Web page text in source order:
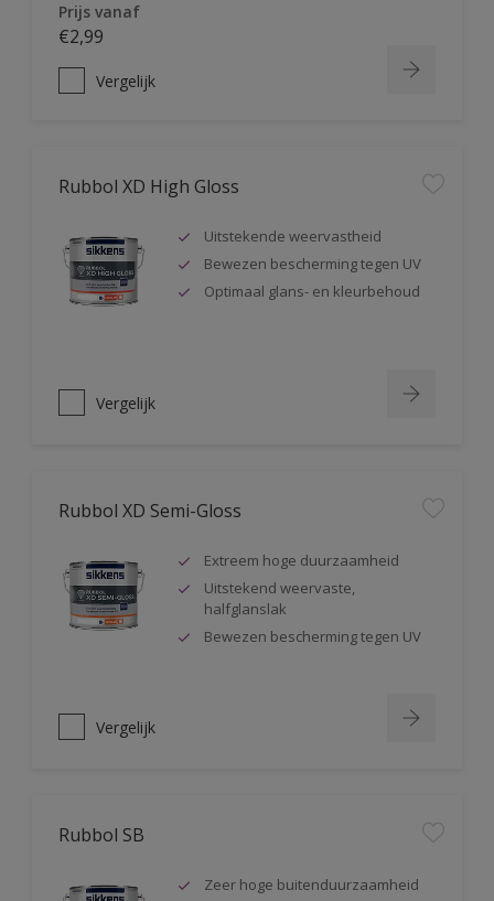
Prijs vanaf
€2,99
Vergelijk
Rubbol XD High Gloss
Uitstekende weervastheid
Bewezen bescherming tegen UV
Optimaal glans- en kleurbehoud
Vergelijk
Rubbol XD Semi-Gloss
Extreem hoge duurzaamheid
Uitstekend weervaste,
halfglanslak
Bewezen bescherming tegen UV
Vergelijk
Rubbol SB
Zeer hoge buitenduurzaamheid